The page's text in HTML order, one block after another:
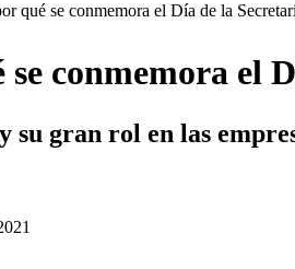
qué se conmemora el Día de la
conmemora el
su gran rol en las